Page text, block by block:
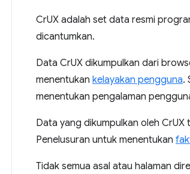
CrUX adalah set data resmi
dicantumkan.
Data CrUX dikumpulkan dari
menentukan kelayakan pengguna.
menentukan pengalaman
Data yang dikumpulkan oleh CrUX
Penelusuran untuk menentukan
Tidak semua asal atau halaman